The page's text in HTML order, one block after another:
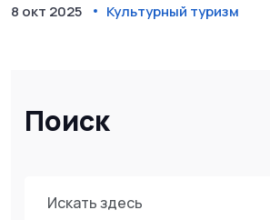
Поиск
8 окт 2025 Культурный туризм